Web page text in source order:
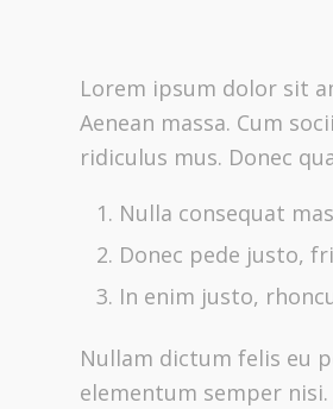
Lorem ipsum dolor sit
Aenean massa. Cum
ridiculus mus. Donec
Nulla consequat
Donec pede justo,
In enim justo,
Nullam dictum felis eu
elementum semper